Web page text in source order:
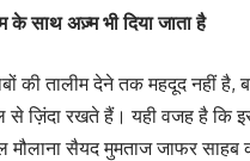
के साथ अज़्म भी दिया जाता है
की तालीम देने तक महदूद नहीं
ज़िंदा रखते हैं। यही वजह है कि
मौलाना सैयद मुमताज जाफर